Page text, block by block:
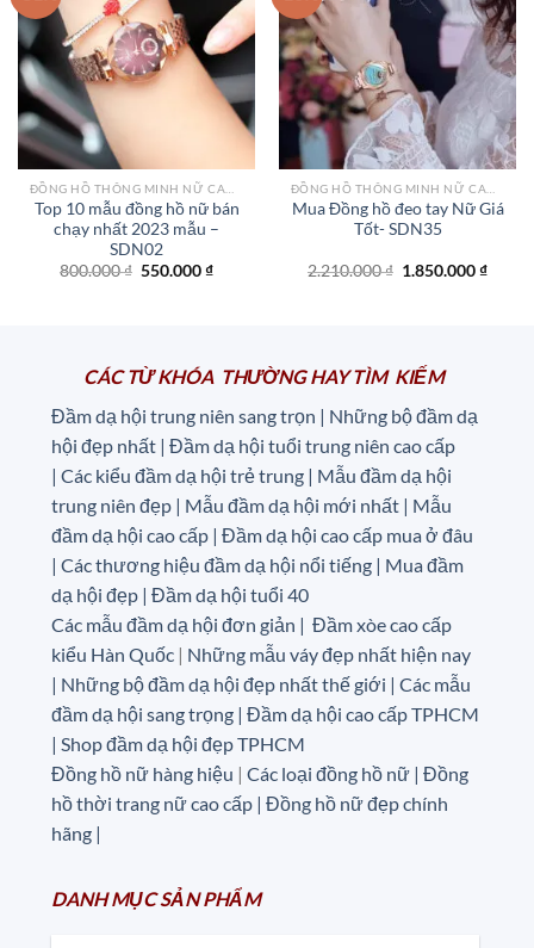
Add to
wishlist
Top 10 mẫu đồng hồ nữ bán
chạy nhất 2023 mẫu –
SDN02
800.000₫ Giá
550.000₫Giá
Add to
wishlist
Mua Đồng hồ đeo tay Nữ Giá
Tốt- SDN35
2.210.000₫ Giá
1.850.000₫Giá
CÁC TỪ KHÓA THƯỜNG HAY TÌM KIẾM
Đầm dạ hội trung niên sang trọn | Những bộ đầm dạ
hội đẹp nhất | Đầm dạ hội tuổi trung niên cao cấp
| Các kiểu đầm dạ hội trẻ trung | Mẫu đầm dạ hội
trung niên đẹp | Mẫu đầm dạ hội mới nhất | Mẫu
đầm dạ hội cao cấp | Đầm dạ hội cao cấp mua ở đâu
| Các thương hiệu đầm dạ hội nổi tiếng | Mua đầm
dạ hội đẹp | Đầm dạ hội tuổi 40
Các mẫu đầm dạ hội đơn giản | Đầm xòe cao cấp
kiểu Hàn Quốc | Những mẫu váy đẹp nhất hiện nay
| Những bộ đầm dạ hội đẹp nhất thế giới | Các mẫu
đầm dạ hội sang trọng | Đầm dạ hội cao cấp TPHCM
| Shop đầm dạ hội đẹp TPHCM
Đồng hồ nữ hàng hiệu | Các loại đồng hồ nữ | Đồng
hồ thời trang nữ cao cấp | Đồng hồ nữ đẹp chính
hãng |
DANH MỤCSẢNPHẨM